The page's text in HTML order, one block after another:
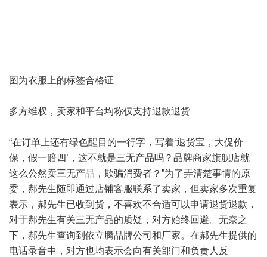
图为衣服上的标签合格证
多方维权，卖家和平台均称仅支持退款退货
“在订单上还有绿色醒目的一行字，写着‘退货宝，大促价
保，假一赔四’，这不就是三无产品吗？品牌商家旗舰店就
这么公然卖三无产品，欺骗消费者？”为了弄清楚事情的原
委，郝先生随即通过店铺客服联系了卖家，但卖家多次重复
表示，郝先生已收到货，不喜欢不合适可以申请退货退款，
对于郝先生有关三无产品的质疑，对方始终回避。无奈之
下，郝先生查询到依立腾品牌公司和厂家。在郝先生提供的
电话录音中，对方也均表示会向有关部门和负责人反